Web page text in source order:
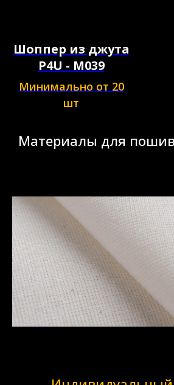
Шоппер из джута
P4U - M039
Минимально от 20
шт
Материалы для